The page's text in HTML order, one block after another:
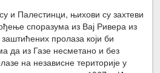
и Палестинци, њихови су захтеви
споразума из Вај Ривера из
пролаза који би
да из Газе несметано и без
на независне територије у